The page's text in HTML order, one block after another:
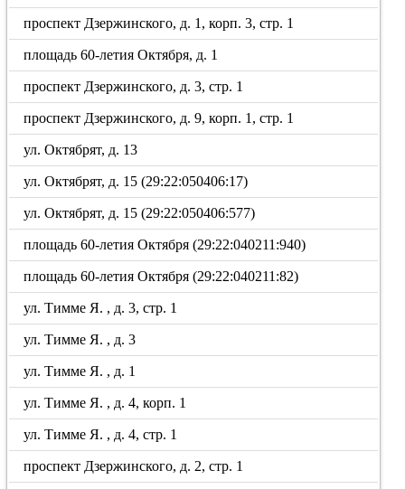
проспект Дзержинского, д. 1, корп. 3, стр. 1
площадь 60-летия Октября, д. 1
проспект Дзержинского, д. 3, стр. 1
проспект Дзержинского, д. 9, корп. 1, стр. 1
ул. Октябрят, д. 13
ул. Октябрят, д. 15 (29:22:050406:17)
ул. Октябрят, д. 15 (29:22:050406:577)
площадь 60-летия Октября (29:22:040211:940)
площадь 60-летия Октября (29:22:040211:82)
ул. Тимме Я. , д. 3, стр. 1
ул. Тимме Я. , д. 3
ул. Тимме Я. , д. 1
ул. Тимме Я. , д. 4, корп. 1
ул. Тимме Я. , д. 4, стр. 1
проспект Дзержинского, д. 2, стр. 1